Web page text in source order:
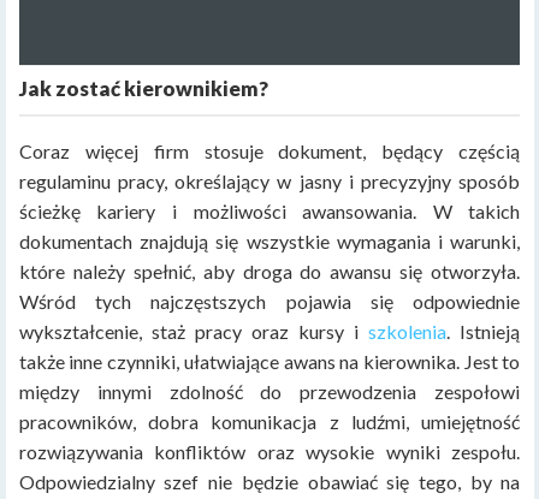
Jak zostać kierownikiem?
Coraz więcej firm stosuje dokument, będący częścią
regulaminu pracy, określający w jasny i precyzyjny sposób
ścieżkę kariery i możliwości awansowania. W takich
dokumentach znajdują się wszystkie wymagania i warunki,
które należy spełnić, aby droga do awansu się otworzyła.
Wśród tych najczęstszych pojawia się odpowiednie
wykształcenie, staż pracy oraz kursy iszkolenia. Istnieją
także inne czynniki, ułatwiające awans na kierownika. Jest to
między innymi zdolność do przewodzenia zespołowi
pracowników, dobra komunikacja z ludźmi, umiejętność
rozwiązywania konfliktów oraz wysokie wyniki zespołu.
Odpowiedzialny szef nie będzie obawiać się tego, by na